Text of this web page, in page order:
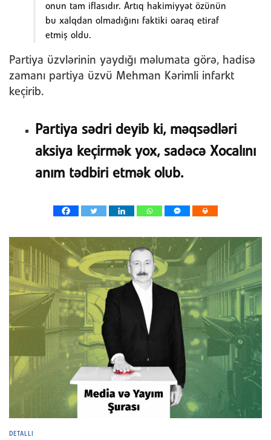
onun tam iflasıdır. Artıq hakimiyyət özünün
bu xalqdan olmadığını faktiki oaraq etiraf
etmiş oldu.
Partiya üzvlərinin yaydığı məlumata görə, hadisə
zamanı partiya üzvü Mehman Kərimli infarkt
keçirib.
Partiya sədri deyib ki, məqsədləri
aksiya keçirmək yox, sadəcə Xocalını
anım tədbiri etmək olub.
DETALLI